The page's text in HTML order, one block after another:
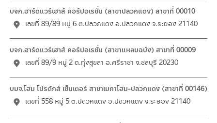
บจก.ฮาร์ดแวร์เฮาส์ คอร์ปอเรชั่น (สาขาปลวกแดง) สาขาที่ 00010
เลขที่ 89/89 หมู่ 6 ต.ปลวกแดง อ.ปลวกแดง จ.ระยอง 21140
บจก.ฮาร์ดแวร์เฮาส์ คอร์ปอเรชั่น (สาขาแหลมฉบัง) สาขาที่ 00009
เลขที่ 89/9 หมู่ 2 ต.ทุ่งสุขลา อ.ศรีราชา จ.ชลบุรี 20230
บมจ.โฮม โปรดักส์ เซ็นเตอร์ สาขาเมกาโฮม-ปลวกแดง (สาขาที่ 00146)
เลขที่ 558 หมู่ 5 ต.ปลวกแดง อ.ปลวกแดง จ.ระยอง 21140